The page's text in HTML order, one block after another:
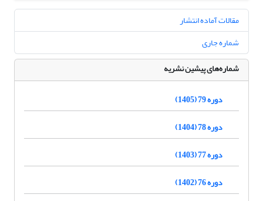
مقالات آماده انتشار
شماره جاری
شماره‌های پیشین نشریه
دوره 79 (1405)
دوره 78 (1404)
دوره 77 (1403)
دوره 76 (1402)